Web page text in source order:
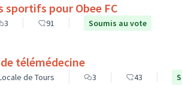
pour Obee FC
3 91 Soumis au vote
télémédecine
de Tours 3 43